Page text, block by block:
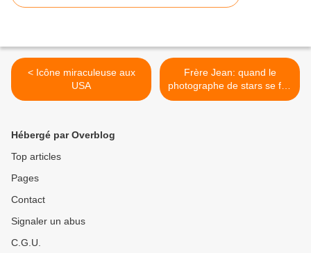
< Icône miraculeuse aux
USA
Frère Jean: quand le
photographe de stars se fait
moine >
Hébergé par Overblog
Top articles
Pages
Contact
Signaler un abus
C.G.U.